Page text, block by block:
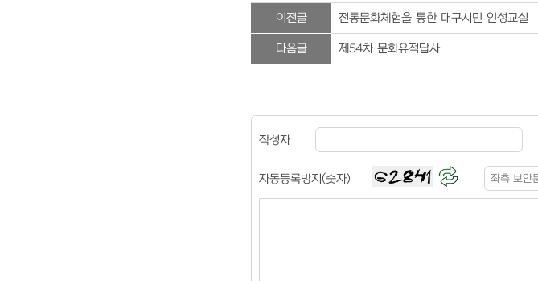
이전글 전통문화체험을 통한 대구시민 인성교실
다음글 제54차 문화유적답사
작성자
자동등록방지(숫자)